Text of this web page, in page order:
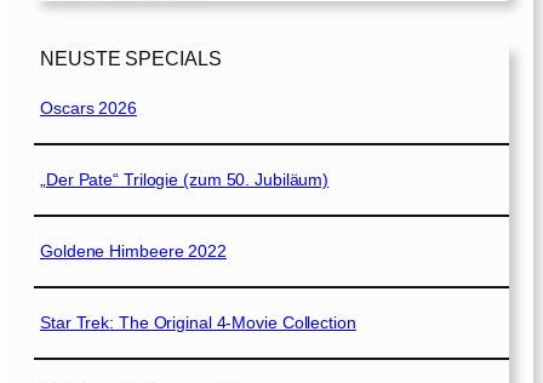
NEUSTE SPECIALS
Oscars 2026
„Der Pate“ Trilogie (zum 50. Jubiläum)
Goldene Himbeere 2022
Star Trek: The Original 4-Movie Collection